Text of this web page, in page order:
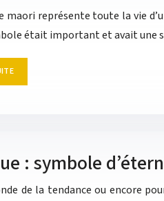
maori représente toute la vie
était important et avait
: symbole
de la tendance ou encore